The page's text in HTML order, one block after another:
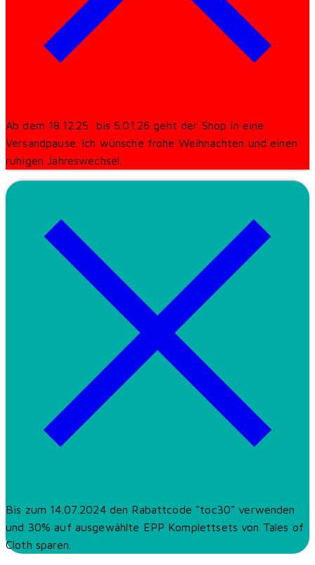
Ab dem 18.12.25 bis 5.01.26 geht der Shop in eine
Versandpause. Ich wünsche frohe Weihnachten und einen
ruhigen Jahreswechsel.
Bis zum 14.07.2024 den Rabattcode "toc30" verwenden
und 30% auf ausgewählte EPP Komplettsets von Tales of
Cloth sparen.